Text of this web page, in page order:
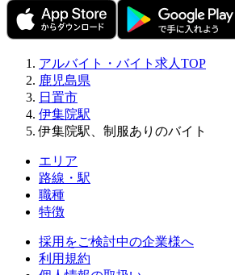
アルバイト・バイト求人TOP
鹿児島県
日置市
伊集院駅
伊集院駅、制服ありのバイト
エリア
路線・駅
職種
特徴
採用をご検討中の企業様へ
利用規約